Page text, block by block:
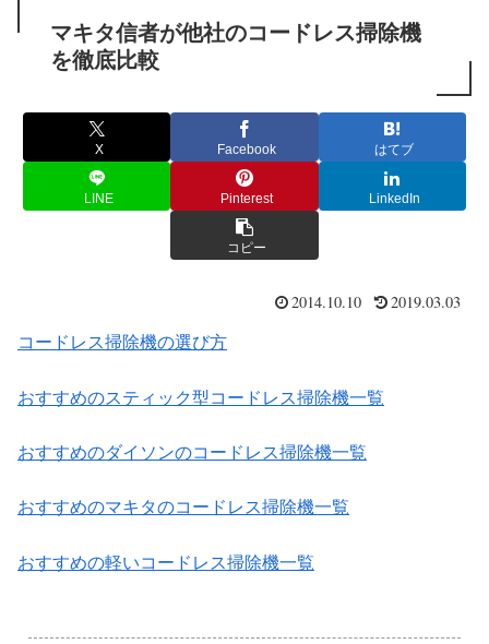
マキタ信者が他社のコードレス掃除機
を徹底比較
X Facebook はてブ
LINE Pinterest LinkedIn
コピー
2014.10.10 2019.03.03
コードレス掃除機の選び方
おすすめのスティック型コードレス掃除機一覧
おすすめのダイソンのコードレス掃除機一覧
おすすめのマキタのコードレス掃除機一覧
おすすめの軽いコードレス掃除機一覧